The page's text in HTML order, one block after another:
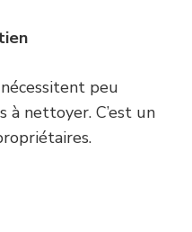
peu
à nettoyer. C’est un